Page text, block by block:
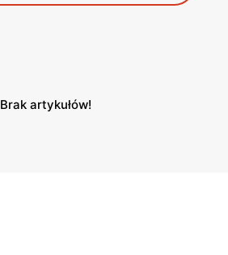
Brak artykułów!